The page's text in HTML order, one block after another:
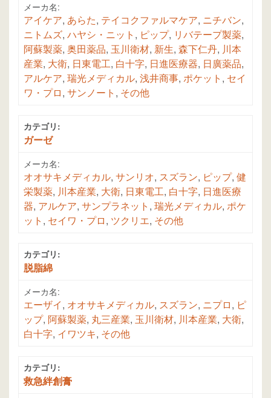
メーカ名:
アイケア, あらた, テイコクファルマケア, ニチバン,
ニトムズ, ハヤシ・ニット , ピップ, リバテープ製薬,
阿蘇製薬, 奥田薬品, 玉川衛材, 新生, 森下仁丹, 川本
産業, 大衛, 日東電工, 白十字, 日進医療器, 日廣薬品,
アルケア, 瑞光メディカル, 浅井商事, ポケット , セイ
ワ・プロ, サンノート , その他
カテゴリ:
ガーゼ
メーカ名:
オオサキメディカル, サンリオ, スズラン, ピップ, 健
栄製薬, 川本産業, 大衛, 日東電工, 白十字, 日進医療
器, アルケア, サンプラネット , 瑞光メディカル, ポケ
ット , セイワ・プロ, ツクリエ, その他
カテゴリ:
脱脂綿
メーカ名:
エーザイ, オオサキメディカル, スズラン, ニプロ, ピ
ップ, 阿蘇製薬, 丸三産業, 玉川衛材, 川本産業, 大衛,
白十字, イワツキ, その他
カテゴリ:
救急絆創膏